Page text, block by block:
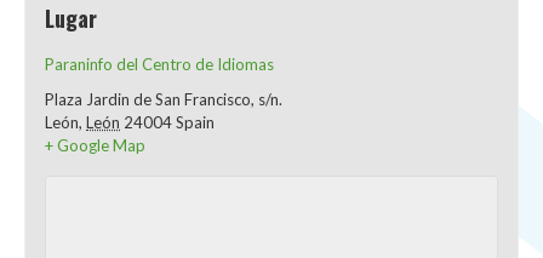
Lugar
Paraninfo del Centro de Idiomas
Plaza Jardin de San Francisco, s/n.
León, León 24004 Spain
+ Google Map